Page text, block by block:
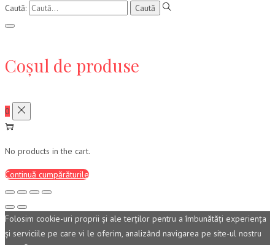
Caută:
Coșul de produse
0
No products in the cart.
Continuă cumpărăturile
Folosim cookie-uri proprii şi ale terţilor pentru a îmbunătăţi experienţa
şi serviciile pe care vi le oferim, analizând navigarea pe site-ul nostru